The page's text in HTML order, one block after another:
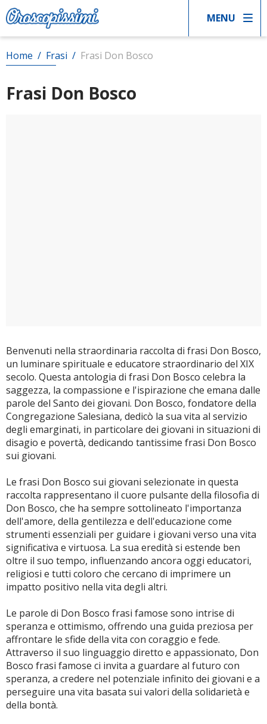
MENU
Home / Frasi / Frasi Don Bosco
Frasi Don Bosco
Benvenuti nella straordinaria raccolta di frasi Don Bosco,
un luminare spirituale e educatore straordinario del XIX
secolo. Questa antologia di frasi Don Bosco celebra la
saggezza, la compassione e l'ispirazione che emana dalle
parole del Santo dei giovani. Don Bosco, fondatore della
Congregazione Salesiana, dedicò la sua vita al servizio
degli emarginati, in particolare dei giovani in situazioni di
disagio e povertà, dedicando tantissime frasi Don Bosco
sui giovani.
Le frasi Don Bosco sui giovani selezionate in questa
raccolta rappresentano il cuore pulsante della filosofia di
Don Bosco, che ha sempre sottolineato l'importanza
dell'amore, della gentilezza e dell'educazione come
strumenti essenziali per guidare i giovani verso una vita
significativa e virtuosa. La sua eredità si estende ben
oltre il suo tempo, influenzando ancora oggi educatori,
religiosi e tutti coloro che cercano di imprimere un
impatto positivo nella vita degli altri.
Le parole di Don Bosco frasi famose sono intrise di
speranza e ottimismo, offrendo una guida preziosa per
affrontare le sfide della vita con coraggio e fede.
Attraverso il suo linguaggio diretto e appassionato, Don
Bosco frasi famose ci invita a guardare al futuro con
speranza, a credere nel potenziale infinito dei giovani e a
perseguire una vita basata sui valori della solidarietà e
della bontà.